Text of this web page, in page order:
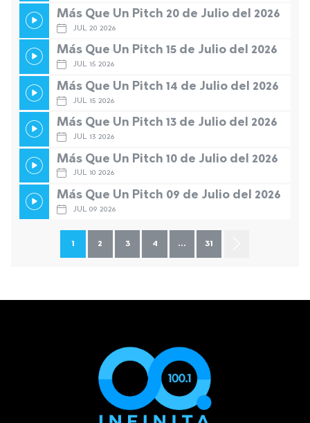
Más Que Un Pitch 20 de Julio del 2026
JUL 20 2026
Más Que Un Pitch 15 de Julio del 2026
JUL 15 2026
Más Que Un Pitch 14 de Julio del 2026
JUL 15 2026
Más Que Un Pitch 13 de Julio del 2026
JUL 13 2026
Más Que Un Pitch 10 de Julio del 2026
JUL 10 2026
Más Que Un Pitch 09 de Julio del 2026
JUL 09 2026
1 2 3 4 ... 31